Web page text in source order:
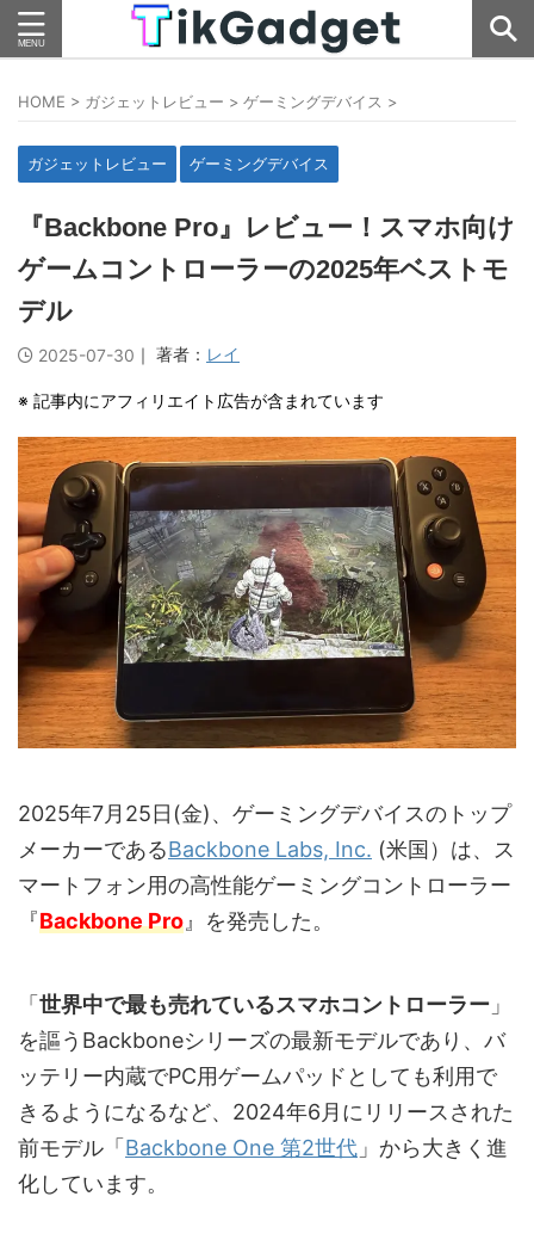
HOME > ガジェットレビュー > ゲーミングデバイス >
ガジェットレビュー ゲーミングデバイス
『Backbone Pro』レビュー！スマホ向け
ゲームコントローラーの2025年ベストモ
デル
2025-07-30 ｜ 著者： レイ
※ 記事内にアフィリエイト広告が含まれています
2025年7月25日(金)、ゲーミングデバイスのトップ
メーカーであるBackbone Labs, Inc. (米国）は、ス
マートフォン用の高性能ゲーミングコントローラー
『Backbone Pro』を発売した。
「 世界中で最も売れているスマホコントローラー 」
を謳うBackboneシリーズの最新モデルであり、バ
ッテリー内蔵でPC用ゲームパッドとしても利用で
きるようになるなど、2024年6月にリリースされた
前モデル「 Backbone One 第2世代 」から大きく進
化しています。